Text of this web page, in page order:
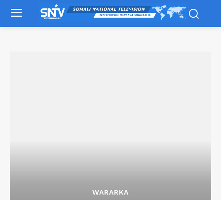
WARARKA